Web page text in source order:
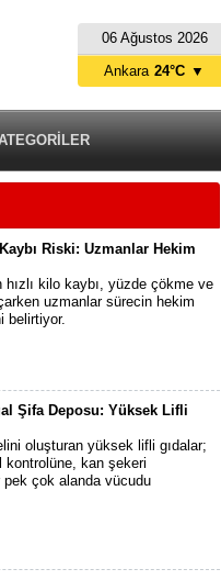
06 Ağustos 2026
Ankara 24°C ▼
Riski: Uzmanlar Hekim
kilo kaybı, yüzde çökme ve
uzmanlar sürecin hekim
belirtiyor.
Şifa Deposu: Yüksek Lifli
oluşturan yüksek lifli gıdalar;
kontrolüne, kan şekeri
çok alanda vücudu